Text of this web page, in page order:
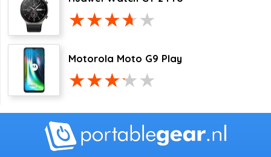
Motorola Moto G9 Play